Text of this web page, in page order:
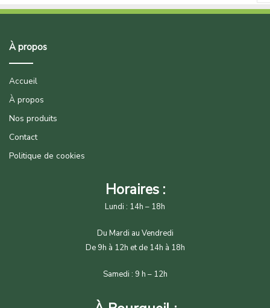
À propos
Accueil
À propos
Nos produits
Contact
Politique de cookies
Horaires :
Lundi : 14h – 18h
Du Mardi au Vendredi
De 9h à 12h et de 14h à 18h
Samedi : 9 h – 12h